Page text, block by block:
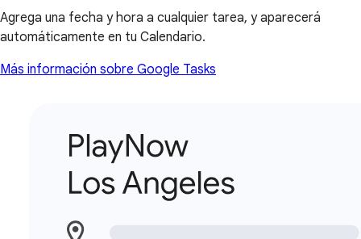
Agrega una fecha y hora a cualquier tarea, y aparecerá
automáticamente en tu Calendario.
Más información sobre Google Tasks